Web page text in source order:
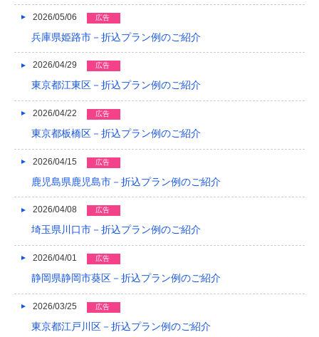
2022/09
2022/08
2022/07
2022/04
2022/03
2022/02
2022/01
2021/12
2021/11
2021/10
2026/05/06 広告
兵庫県姫路市－折込プラン例のご紹介
2026/04/29 広告
東京都江東区－折込プラン例のご紹介
2026/04/22 広告
東京都板橋区－折込プラン例のご紹介
2026/04/15 広告
鹿児島県鹿児島市－折込プラン例のご紹介
2026/04/08 広告
埼玉県川口市－折込プラン例のご紹介
2026/04/01 広告
静岡県静岡市葵区－折込プラン例のご紹介
2026/03/25 広告
東京都江戸川区－折込プラン例のご紹介